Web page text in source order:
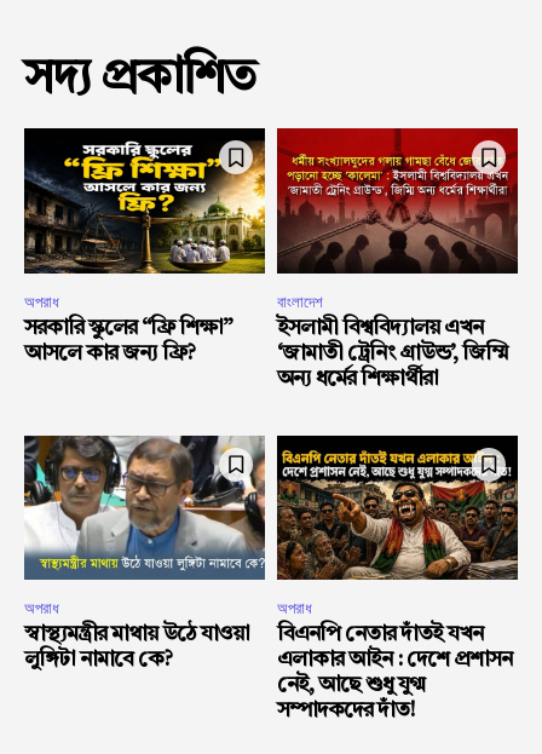
সদ্য প্রকাশিত
অপরাধ
সরকারি স্কুলের “ফ্রি শিক্ষা”
আসলে কার জন্য ফ্রি?
বাংলাদেশ
ইসলামী বিশ্ববিদ্যালয় এখন
‘জামাতী ট্রেনিং গ্রাউন্ড’, জিম্মি
অন্য ধর্মের শিক্ষার্থীরা
অপরাধ
স্বাস্থ্যমন্ত্রীর মাথায় উঠে যাওয়া
লুঙ্গিটা নামাবে কে?
অপরাধ
বিএনপি নেতার দাঁতই যখন
এলাকার আইন : দেশে প্রশাসন
নেই, আছে শুধু যুগ্ম
সম্পাদকদের দাঁত!